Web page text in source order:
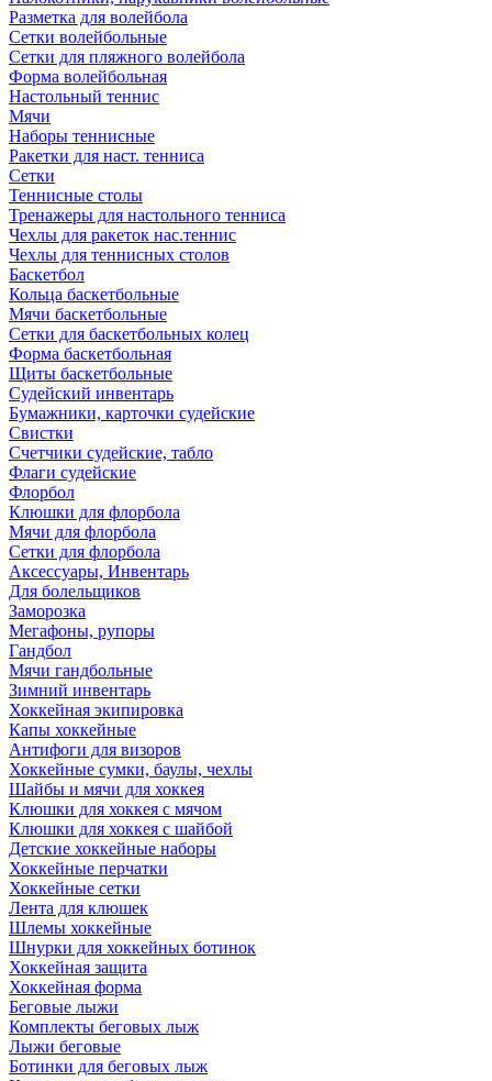
Разметка для волейбола
Сетки волейбольные
Сетки для пляжного волейбола
Форма волейбольная
Настольный теннис
Мячи
Наборы теннисные
Ракетки для наст. тенниса
Сетки
Теннисные столы
Тренажеры для настольного тенниса
Чехлы для ракеток нас.теннис
Чехлы для теннисных столов
Баскетбол
Кольца баскетбольные
Мячи баскетбольные
Сетки для баскетбольных колец
Форма баскетбольная
Щиты баскетбольные
Судейский инвентарь
Бумажники, карточки судейские
Свистки
Счетчики судейские, табло
Флаги судейские
Флорбол
Клюшки для флорбола
Мячи для флорбола
Сетки для флорбола
Аксессуары, Инвентарь
Для болельщиков
Заморозка
Мегафоны, рупоры
Гандбол
Мячи гандбольные
Зимний инвентарь
Хоккейная экипировка
Капы хоккейные
Антифоги для визоров
Хоккейные сумки, баулы, чехлы
Шайбы и мячи для хоккея
Клюшки для хоккея с мячом
Клюшки для хоккея с шайбой
Детские хоккейные наборы
Хоккейные перчатки
Хоккейные сетки
Лента для клюшек
Шлемы хоккейные
Шнурки для хоккейных ботинок
Хоккейная защита
Хоккейная форма
Беговые лыжи
Комплекты беговых лыж
Лыжи беговые
Ботинки для беговых лыж